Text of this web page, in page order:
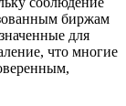
биржам
для
что многие